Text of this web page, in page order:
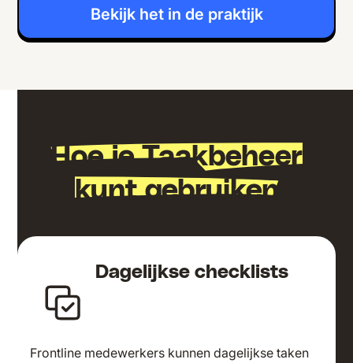
Bekijk het in de praktijk
Hoe je Taakbeheer
kunt gebruiken
Dagelijkse checklists
Frontline medewerkers kunnen dagelijkse taken